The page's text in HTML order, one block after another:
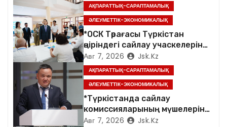
п
о
з
а
п
и
АҚПАРАТТЫҚ-САРАПТАМАЛЫҚ
ӘЛЕУМЕТТІК-ЭКОНОМИКАЛЫҚ
*ОСК Төрағасы Түркістан
өңіріндегі сайлау учаскелерін
аралады*
Авг 7, 2026 Jsk.kz
АҚПАРАТТЫҚ-САРАПТАМАЛЫҚ
ӘЛЕУМЕТТІК-ЭКОНОМИКАЛЫҚ
*Түркістанда сайлау
комиссияларының мүшелеріне
арналған семинар өтті*
Авг 7, 2026 Jsk.kz